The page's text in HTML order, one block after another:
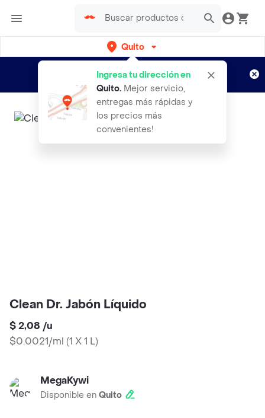
Quito
Ingresa tu dirección en
Quito. Mejor servicio,
entregas más rápidas y
los precios más
convenientes!
envíos gratis por semanas
Aplican TyC
Clean Dr. Jabón Líquido
$ 2,08 /u
$0.0021/ml (1 X 1 L)
MegaKywi
Disponible en Quito